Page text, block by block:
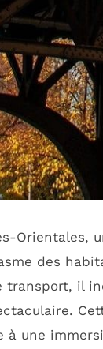
Orientales,
des
transport, il
à une